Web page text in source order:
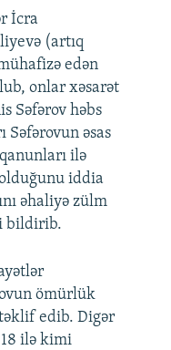
İcra
(artıq
edən
onlar xəsarət
Səfərov həbs
əsas
ilə
iddia
əhaliyə zülm
bildirib.
ömürlük
edib. Digər
ilə kimi